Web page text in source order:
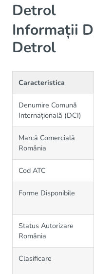
Detrol
Informații
Detrol
Caracteristica
Denumire Comună
Internațională (DCI)
Marcă Comercială
România
Cod ATC
Forme Disponibile
Status Autorizare
România
Clasificare